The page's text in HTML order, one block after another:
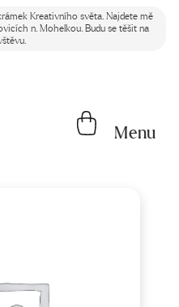
Kreativního světa. Najdete mě
n. Mohelkou. Budu se těšit na
Menu